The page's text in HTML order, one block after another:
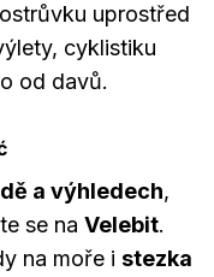
uprostřed
cyklistiku
od davů.
a výhledech,
se na Velebit.
na moře i stezka